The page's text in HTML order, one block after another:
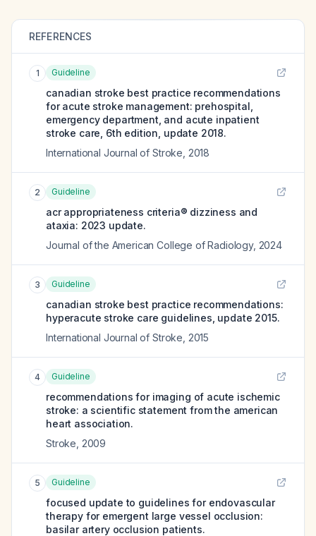
REFERENCES
1 Guideline
canadian stroke best practice recommendations
for acute stroke management: prehospital,
emergency department, and acute inpatient
stroke care, 6th edition, update 2018.
International Journal of Stroke 2018
2 Guideline
acr appropriateness criteria® dizziness and
ataxia: 2023 update.
Journal of the American College of Radiology, 2024
3 Guideline
canadian stroke best practice recommendations:
hyperacute stroke care guidelines, update 2015.
International Journal of Stroke 2015
4 Guideline
recommendations for imaging of acute ischemic
stroke: a scientific statement from the american
heart association.
Stroke 2009
5 Guideline
focused update to guidelines for endovascular
therapy for emergent large vessel occlusion:
basilar artery occlusion patients.